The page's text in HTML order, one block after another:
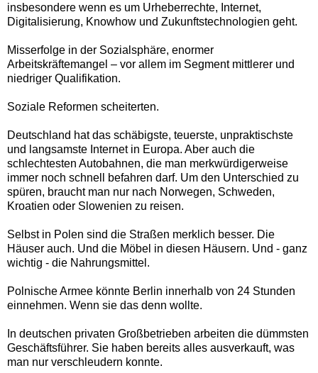
insbesondere wenn es um Urheberrechte, Internet,
Digitalisierung, Knowhow und Zukunftstechnologien geht.
Misserfolge in der Sozialsphäre, enormer
Arbeitskräftemangel – vor allem im Segment mittlerer und
niedriger Qualifikation.
Soziale Reformen scheiterten.
Deutschland hat das schäbigste, teuerste, unpraktischste
und langsamste Internet in Europa. Aber auch die
schlechtesten Autobahnen, die man merkwürdigerweise
immer noch schnell befahren darf. Um den Unterschied zu
spüren, braucht man nur nach Norwegen, Schweden,
Kroatien oder Slowenien zu reisen.
Selbst in Polen sind die Straßen merklich besser. Die
Häuser auch. Und die Möbel in diesen Häusern. Und - ganz
wichtig - die Nahrungsmittel.
Polnische Armee könnte Berlin innerhalb von 24 Stunden
einnehmen. Wenn sie das denn wollte.
In deutschen privaten Großbetrieben arbeiten die dümmsten
Geschäftsführer. Sie haben bereits alles ausverkauft, was
man nur verschleudern konnte.